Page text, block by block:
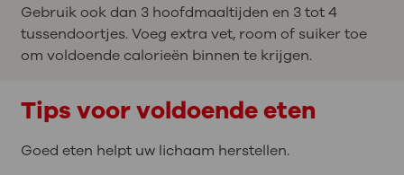
Gebruik ook dan 3 hoofdmaaltijden en 3 tot 4
tussendoortjes. Voeg extra vet, room of suiker toe
om voldoende calorieën binnen te krijgen.
Tips voor voldoende eten
Goed eten helpt uw lichaam herstellen.